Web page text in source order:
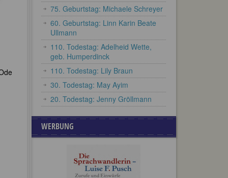
75. Geburtstag: Michaele Schreyer
60. Geburtstag: Linn Karin Beate
Ullmann
110. Todestag: Adelheid Wette,
geb. Humperdinck
110. Todestag: Lily Braun
30. Todestag: May Ayim
20. Todestag: Jenny Gröllmann
WERBUNG